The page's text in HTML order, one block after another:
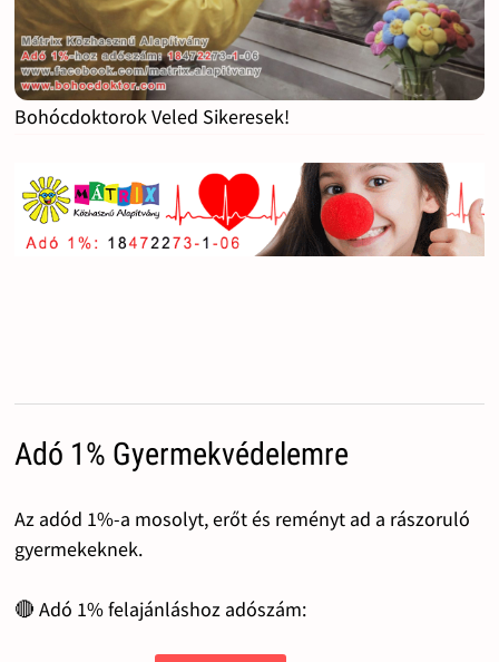
Bohócdoktorok Veled Sikeresek!
Adó 1% Gyermekvédelemre
Az adód 1%-a mosolyt, erőt és reményt ad a rászoruló
gyermekeknek.
🔴 Adó 1% felajánláshoz adószám: